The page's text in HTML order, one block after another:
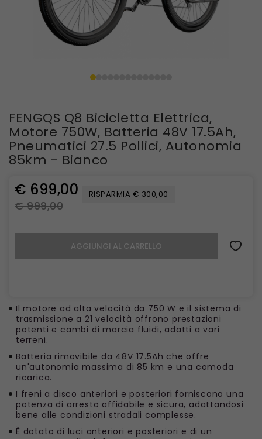
FENGQS Q8 Bicicletta Elettrica,
Motore 750W, Batteria 48V 17.5Ah,
Pneumatici 27.5 Pollici, Autonomia
85km - Bianco
€ 699,00
€ 999,00
RISPARMIA € 300,00
AGGIUNGI AL CARRELLO
Il motore ad alta velocità da 750 W e il sistema di
trasmissione a 21 velocità offrono prestazioni
potenti e cambi di marcia fluidi, adatti a vari
terreni.
Batteria rimovibile da 48V 17.5Ah che offre
un'autonomia massima di 85 km e una comoda
ricarica.
I freni a disco anteriori e posteriori forniscono una
potenza di arresto affidabile e sicura, adattandosi
bene alle condizioni stradali complesse.
È dotato di luci anteriori e posteriori e di un